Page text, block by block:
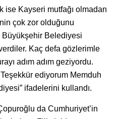
ise Kayseri mutfağı olmadan
çok zor olduğunu
Büyükşehir Belediyesi
Kaç defa gözlerimle
adım adım geziyordu.
ediyorum Memduh
ifadelerini kullandı.
da Cumhuriyet’in